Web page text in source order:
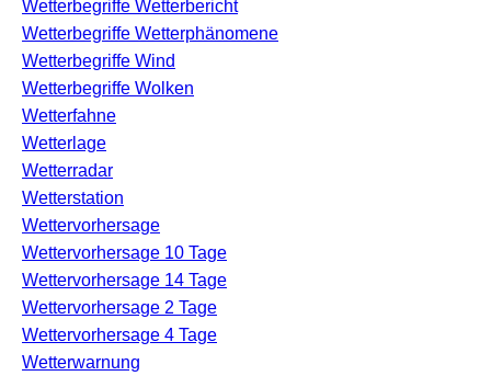
Wetterbegriffe Wetterbericht
Wetterbegriffe Wetterphänomene
Wetterbegriffe Wind
Wetterbegriffe Wolken
Wetterfahne
Wetterlage
Wetterradar
Wetterstation
Wettervorhersage
Wettervorhersage 10 Tage
Wettervorhersage 14 Tage
Wettervorhersage 2 Tage
Wettervorhersage 4 Tage
Wetterwarnung